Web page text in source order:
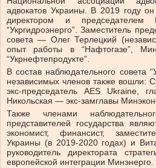
адвокатов Украины. В 2019 году
директором и председателем
“Укргидроэнерго”. Заместитель
совета — Олег Терлецкий
опыт работы в “Нафтогазе”,
“Укрнефтепродукте”.
В состав наблюдательного совета
независимых членов также
экс-председатель AES Ukraine,
Никольская — экс-замглавы
Также членами
представителей государства
экономист, финансист,
Украины (в 2019-2020 годах) и
руководитель директората
европейской интеграции Минэнерго.